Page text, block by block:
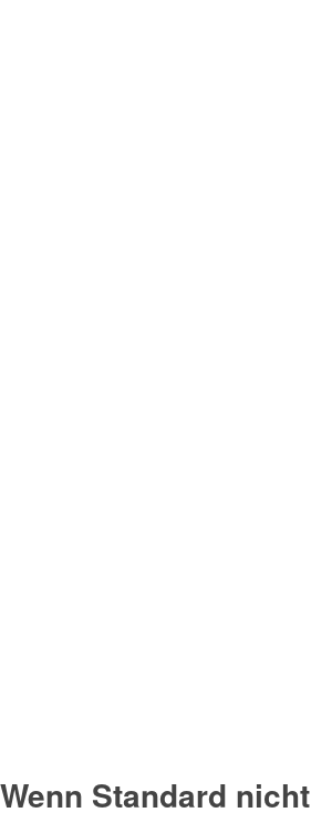
Wenn Standard